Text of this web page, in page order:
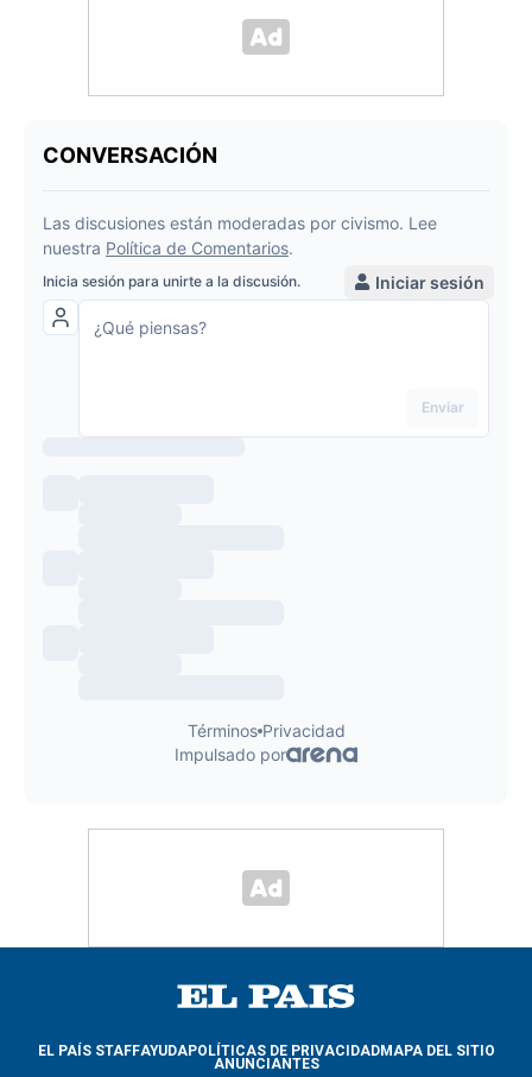
EL PAÍS STAFFAYUDAPOLÍTICAS DE PRIVACIDADMAPA DEL SITIO
ANUNCIANTES